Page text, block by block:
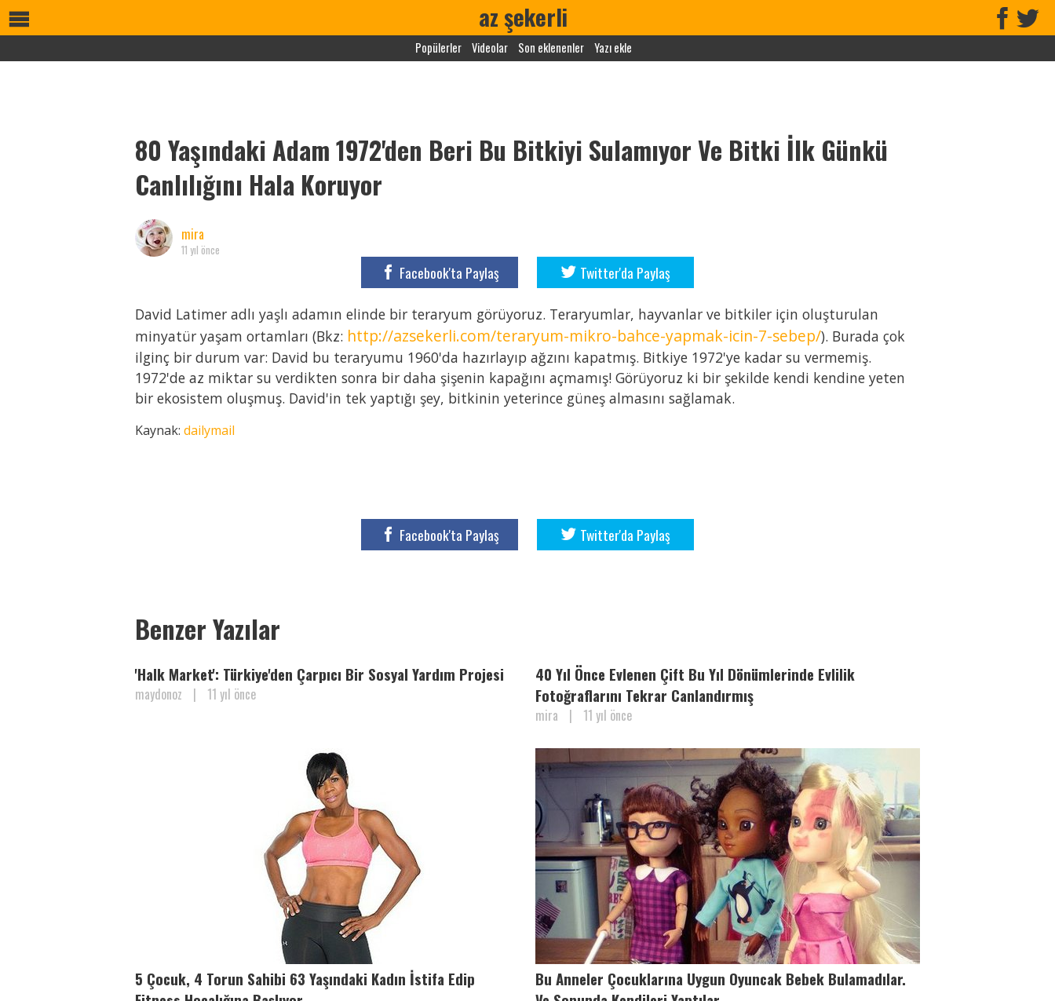
az şekerli
Popülerler Videolar Son eklenenler Yazı ekle
80 Yaşındaki Adam 1972'den Beri Bu Bitkiyi Sulamıyor Ve Bitki İlk Günkü
Canlılığını Hala Koruyor
mira
11 yıl önce
Facebook'ta Paylaş Twitter'da Paylaş
David Latimer adlı yaşlı adamın elinde bir teraryum görüyoruz. Teraryumlar, hayvanlar ve bitkiler için oluşturulan
minyatür yaşam ortamları (Bkz: http://azsekerli.com/teraryum-mikro-bahce-yapmak-icin-7-sebep/). Burada çok
ilginç bir durum var: David bu teraryumu 1960'da hazırlayıp ağzını kapatmış. Bitkiye 1972'ye kadar su vermemiş.
1972'de az miktar su verdikten sonra bir daha şişenin kapağını açmamış! Görüyoruz ki bir şekilde kendi kendine yeten
bir ekosistem oluşmuş. David'in tek yaptığı şey, bitkinin yeterince güneş almasını sağlamak.
Kaynak: dailymail
Facebook'ta Paylaş Twitter'da Paylaş
Benzer Yazılar
'Halk Market': Türkiye'den Çarpıcı Bir Sosyal Yardım Projesi
maydonoz | 11 yıl önce
40 Yıl Önce Evlenen Çift Bu Yıl Dönümlerinde Evlilik
Fotoğraflarını Tekrar Canlandırmış
mira | 11 yıl önce
5 Çocuk, 4 Torun Sahibi 63 Yaşındaki Kadın İstifa Edip
Bu Anneler Çocuklarına Uygun Oyuncak Bebek Bulamadılar.